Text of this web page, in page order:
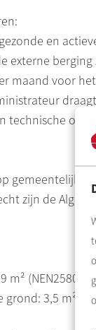
en
externe
maand voor
technische
gemeentelijke
zijn de
m² (NEN2580
3,5 m²